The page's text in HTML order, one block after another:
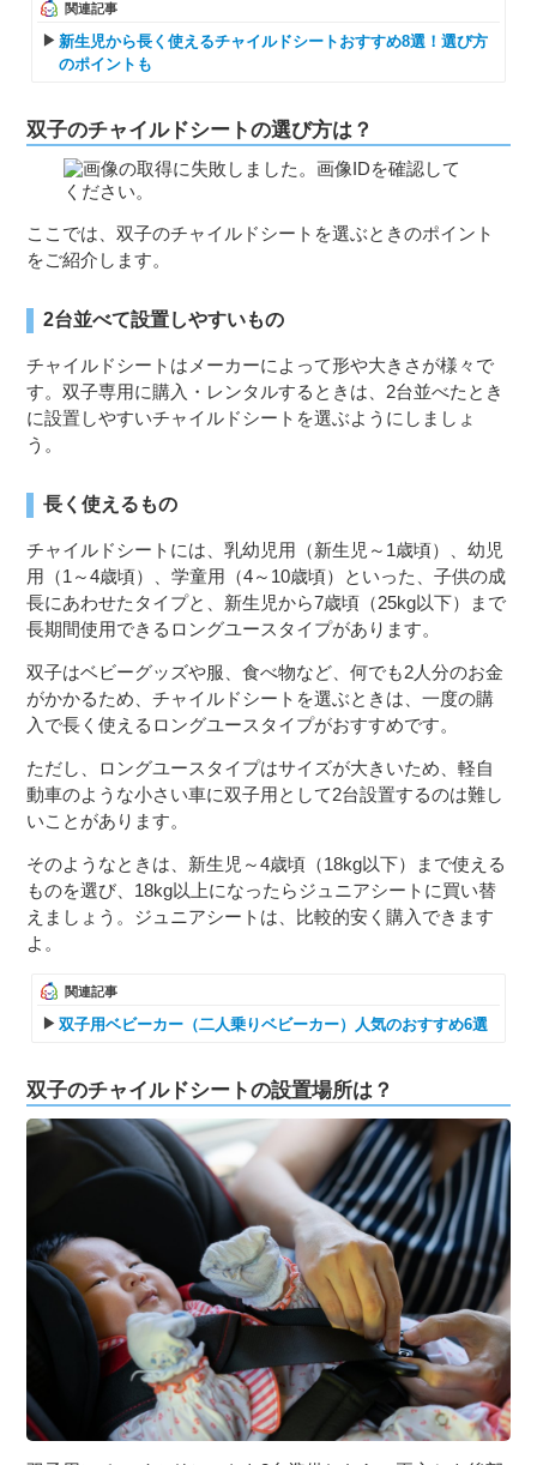
関連記事
新生児から長く使えるチャイルドシートおすすめ8選！選び方
のポイントも
双子のチャイルドシートの選び方は？
ここでは、双子のチャイルドシートを選ぶときのポイント
をご紹介します。
2台並べて設置しやすいもの
チャイルドシートはメーカーによって形や大きさが様々で
す。双子専用に購入・レンタルするときは、2台並べたとき
に設置しやすいチャイルドシートを選ぶようにしましょ
う。
長く使えるもの
チャイルドシートには、乳幼児用（新生児～1歳頃）、幼児
用（1～4歳頃）、学童用（4～10歳頃）といった、子供の成
長にあわせたタイプと、新生児から7歳頃（25kg以下）まで
長期間使用できるロングユースタイプがあります。
双子はベビーグッズや服、食べ物など、何でも2人分のお金
がかかるため、チャイルドシートを選ぶときは、一度の購
入で長く使えるロングユースタイプがおすすめです。
ただし、ロングユースタイプはサイズが大きいため、軽自
動車のような小さい車に双子用として2台設置するのは難し
いことがあります。
そのようなときは、新生児～4歳頃（18kg以下）まで使える
ものを選び、18kg以上になったらジュニアシートに買い替
えましょう。ジュニアシートは、比較的安く購入できます
よ。
関連記事
双子用ベビーカー（二人乗りベビーカー）人気のおすすめ6選
双子のチャイルドシートの設置場所は？